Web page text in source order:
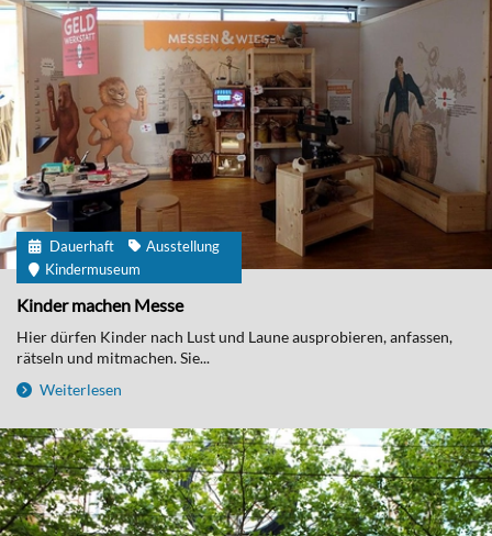
Dauerhaft
Ausstellung
Kindermuseum
Kinder machen Messe
Hier dürfen Kinder nach Lust und Laune ausprobieren, anfassen,
rätseln und mitmachen. Sie...
Weiterlesen